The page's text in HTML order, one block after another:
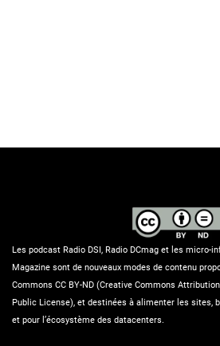
Les podcast Radio DSI, Radio DCmag et les micro-
Magazine sont de nouveaux modes de contenu
Commons CC BY-ND (Creative Commons
Public License), et destinées à alimenter les sites,
et pour l’écosystème des datacenters.